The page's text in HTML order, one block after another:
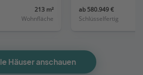
213 m²
Wohnfläche
ab 580.949 €
Schlüsselfertig
Häuser anschauen